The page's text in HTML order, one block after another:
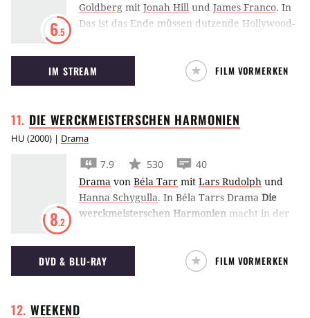
6.5
Goldberg mit Jonah Hill und James Franco. In
Das ist das Ende müssen dutzende Hollywood-
von Seth Rogen und Evan Goldberg den
Weltuntergang überleben.
IM STREAM FILM VORMERKEN
DIE WERCKMEISTERSCHEN HARMONIEN
HU (2000) | Drama
8.2
7.9 530
40
Drama von Béla Tarr mit Lars Rudolph und
Hanna Schygulla. In Béla Tarrs Drama Die
werckmeisterschen Harmonien macht in der
Kleinstadt. Die Attraktion ist ein riesiger
ausgestopfter Wal. Aus dem ganzen Land
reisen Menschen an, um das tote Tier zu
bricht schon bald das Chaos aus und eine
DVD & BLU-RAY FILM VORMERKEN
WEEKEND